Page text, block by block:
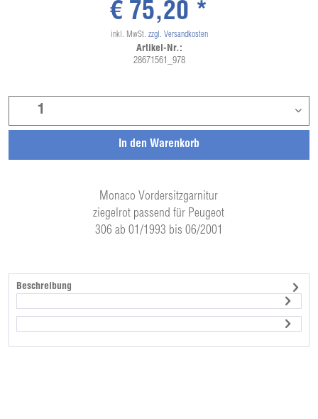
Monaco Vordersitzgarnitur
ziegelrot passend für Peugeot
306 ab 01/1993 bis 06/2001
In den Warenkorb
€ 75,20 *
inkl. MwSt. zzgl. Versandkosten
Artikel-Nr.:
28671561_978
Beschreibung